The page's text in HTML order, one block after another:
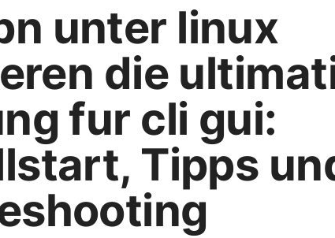
unter linux
die
fur cli gui:
Tipps